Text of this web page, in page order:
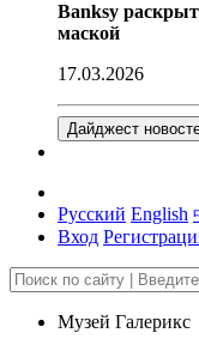
Banksy
маской
17.03.2026
Дайджест
Русский English
Вход
Музей Галерикс